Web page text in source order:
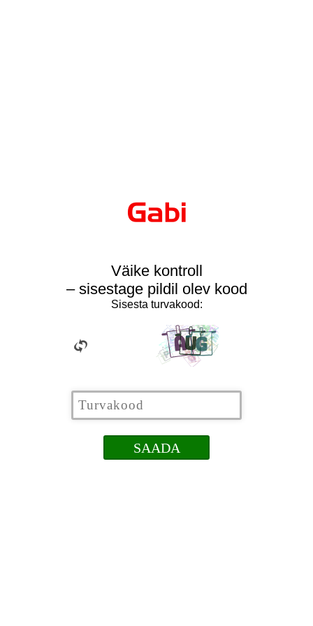
Väike kontroll
– sisestage pildil olev kood
Sisesta turvakood: